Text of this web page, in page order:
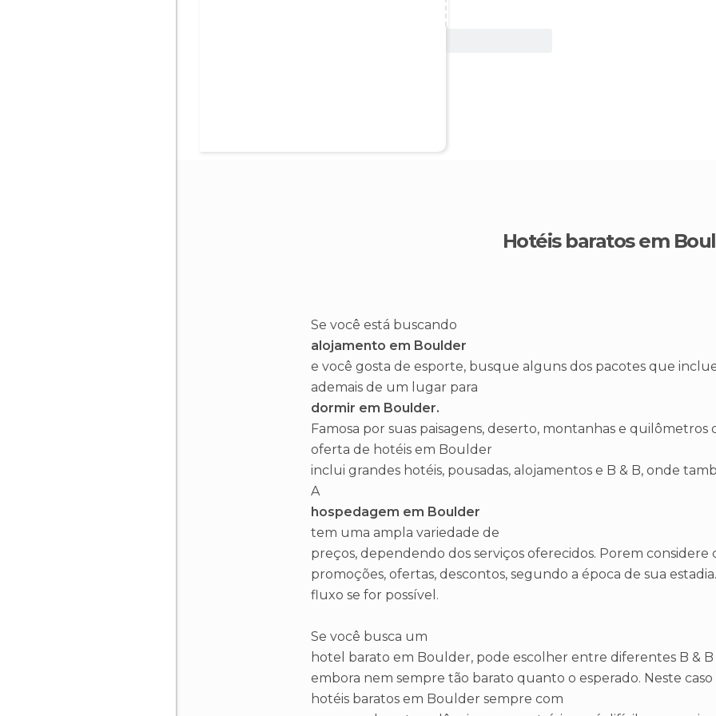
Hotéis baratos em
Se você está buscando
alojamento em Boulder
e você gosta de esporte, busque alguns dos pacotes que
ademais de um lugar para
dormir em Boulder.
Famosa por suas paisagens, deserto, montanhas e quilômetros
oferta de hotéis em Boulder
inclui grandes hotéis, pousadas, alojamentos e B & B, onde
A
hospedagem em Boulder
tem uma ampla variedade de
preços, dependendo dos serviços oferecidos. Porem
promoções, ofertas, descontos, segundo a época de sua
fluxo se for possível.
Se você busca um
hotel barato em Boulder, pode escolher entre diferentes B & B
embora nem sempre tão barato quanto o esperado. Neste
hotéis baratos em Boulder sempre com